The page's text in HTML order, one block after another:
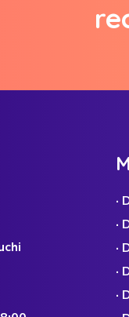
M
·
·
·
·
·